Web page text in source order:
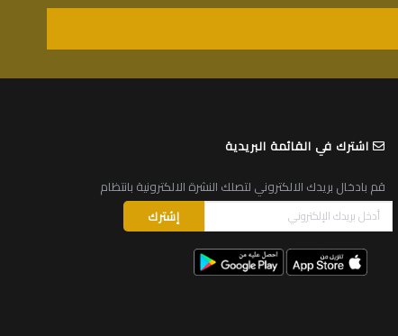
اشترك في القائمة البريدية
قم بادخال بريدك الالكتروني لتصلك النشرة الالكترونية بانتظام